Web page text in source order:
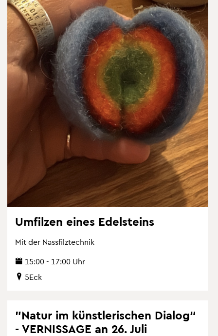
Um­fil­zen eines Edel­steins
Mit der Nass­filz­tech­nik
15:00 - 17:00 Uhr
5Eck
"Natur im künst­le­ri­schen Dia­log“
- VER­NIS­SA­GE an 26. Juli